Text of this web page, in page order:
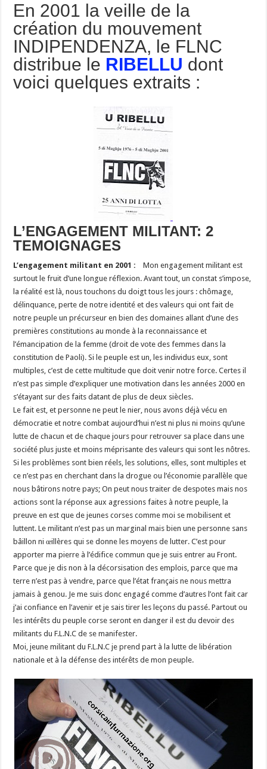
En 2001 la veille de la
création du mouvement
INDIPENDENZA, le FLNC
distribue le RIBELLU dont
voici quelques extraits :
L’ENGAGEMENT MILITANT:2
TEMOIGNAGES
L’engagement militant en 2001 :
Mon engagement militant est
surtout le fruit d’une longue réflexion. Avant tout, un constat s’impose,
la réalité est là, nous touchons du doigt tous les jours : chômage,
délinquance, perte de notre identité et des valeurs qui ont fait de
notre peuple un précurseur en bien des domaines allant d’une des
premières constitutions au monde à la reconnaissance et
l’émancipation de la femme (droit de vote des femmes dans la
constitution de Paoli). Si le peuple est un, les individus eux, sont
multiples, c’est de cette multitude que doit venir notre force. Certes il
n’est pas simple d’expliquer une motivation dans les années 2000 en
s’étayant sur des faits datant de plus de deux siècles.
Le fait est, et personne ne peut le nier, nous avons déjà vécu en
démocratie et notre combat aujourd’hui n’est ni plus ni moins qu’une
lutte de chacun et de chaque jours pour retrouver sa place dans une
société plus juste et moins méprisante des valeurs qui sont les nôtres.
Si les problèmes sont bien réels, les solutions, elles, sont multiples et
ce n’est pas en cherchant dans la drogue ou l’économie parallèle que
nous bâtirons notre pays; On peut nous traiter de despotes mais nos
actions sont la réponse aux agressions faites à notre peuple, la
preuve en est que de jeunes corses comme moi se mobilisent et
luttent. Le militant n’est pas un marginal mais bien une personne sans
bâillon ni œillères qui se donne les moyens de lutter. C’est pour
apporter ma pierre à l’édifice commun que je suis entrer au Front.
Parce que je dis non à la décorsisation des emplois, parce que ma
terre n’est pas à vendre, parce que l’état français ne nous mettra
jamais à genou. Je me suis donc engagé comme d’autres l’ont fait car
j’ai confiance en l’avenir et je sais tirer les leçons du passé. Partout ou
les intérêts du peuple corse seront en danger il est du devoir des
militants du F.L.N.C de se manifester.
Moi, jeune militant du F.L.N.C je prend part à la lutte de libération
nationale et à la défense des intérêts de mon peuple.